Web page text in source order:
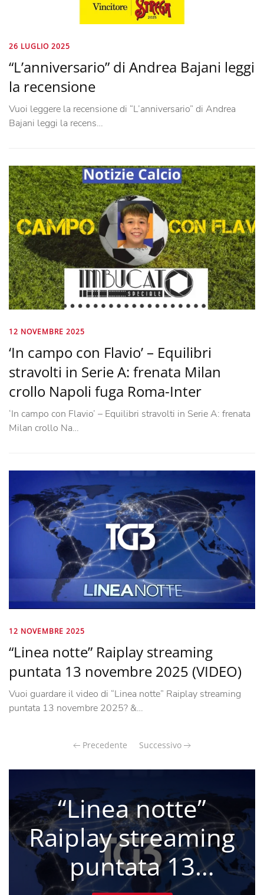
26 LUGLIO 2025
“L’anniversario” di Andrea Bajani leggi
la recensione
Vuoi leggere la recensione di “L’anniversario” di Andrea
Bajani leggi la recens…
12 NOVEMBRE 2025
‘In campo con Flavio’ – Equilibri
stravolti in Serie A: frenata Milan
crollo Napoli fuga Roma-Inter
‘In campo con Flavio’ – Equilibri stravolti in Serie A: frenata
Milan crollo Na…
12 NOVEMBRE 2025
“Linea notte” Raiplay streaming
puntata 13 novembre 2025 (VIDEO)
Vuoi guardare il video di “Linea notte” Raiplay streaming
puntata 13 novembre 2025? &…
Precedente Successivo
“Porta a porta
RaiPlay” puntata
di ieri 13